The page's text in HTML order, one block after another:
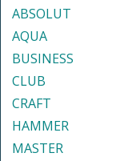
ABSOLUT
AQUA
BUSINESS
CLUB
CRAFT
HAMMER
MASTER